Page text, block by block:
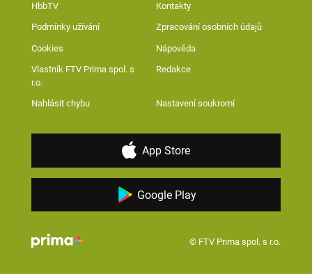
HbbTV Kontakty
Podmínky užívání Zpracování osobních údajů
Cookies Nápověda
Vlastník FTV Prima spol. s
r.o.
Redakce
Nahlásit chybu Nastavení soukromí
App Store
Google Play
© FTV Prima spol. s r.o.